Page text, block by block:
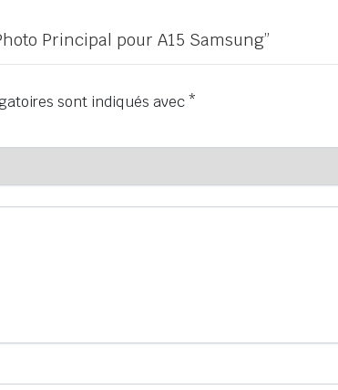
Principal pour A15 Samsung”
sont indiqués avec*